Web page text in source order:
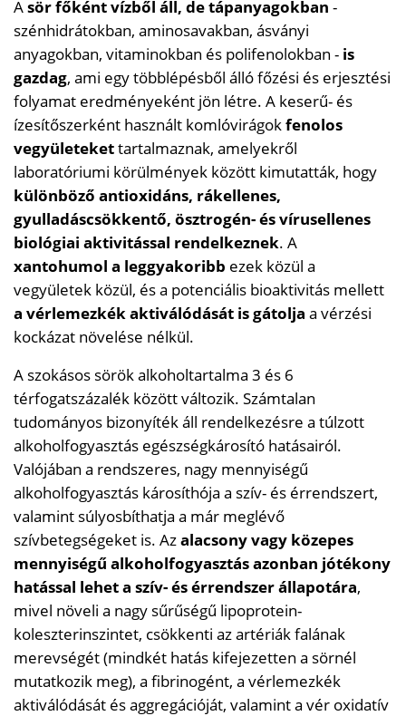
Asör főként vízből áll, de tápanyagokban -
szénhidrátokban, aminosavakban, ásványi
anyagokban, vitaminokban és polifenolokban - is
gazdag, ami egy többlépésből álló főzési és erjesztési
folyamat eredményeként jön létre. A keserű- és
ízesítőszerként használt komlóvirágokfenolos
vegyületekettartalmaznak, amelyekről
laboratóriumi körülmények között kimutatták, hogy
különböző antioxidáns, rákellenes,
gyulladáscsökkentő, ösztrogén- és vírusellenes
biológiai aktivitással rendelkeznek. A
xantohumol a leggyakoribb ezek közül a
vegyületek közül, és a potenciális bioaktivitás mellett
a vérlemezkék aktiválódását is gátolja a vérzési
kockázat növelése nélkül.
A szokásos sörök alkoholtartalma 3 és 6
térfogatszázalék között változik. Számtalan
tudományos bizonyíték áll rendelkezésre a túlzott
alkoholfogyasztás egészségkárosító hatásairól.
Valójában a rendszeres, nagy mennyiségű
alkoholfogyasztás károsíthója a szív- és érrendszert,
valamint súlyosbíthatja a már meglévő
szívbetegségeket is. Azalacsony vagy közepes
mennyiségű alkoholfogyasztás azonban jótékony
hatással lehet a szív- és érrendszer állapotára,
mivel növeli a nagy sűrűségű lipoprotein-
koleszterinszintet, csökkenti az artériák falának
merevségét (mindkét hatás kifejezetten a sörnél
mutatkozik meg), a fibrinogént, a vérlemezkék
aktiválódását és aggregációját, valamint a vér oxidatív